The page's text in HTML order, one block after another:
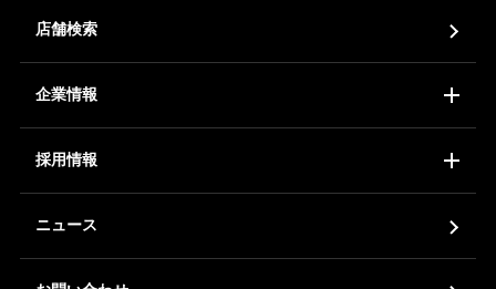
店舗検索
企業情報
採用情報
ニュース